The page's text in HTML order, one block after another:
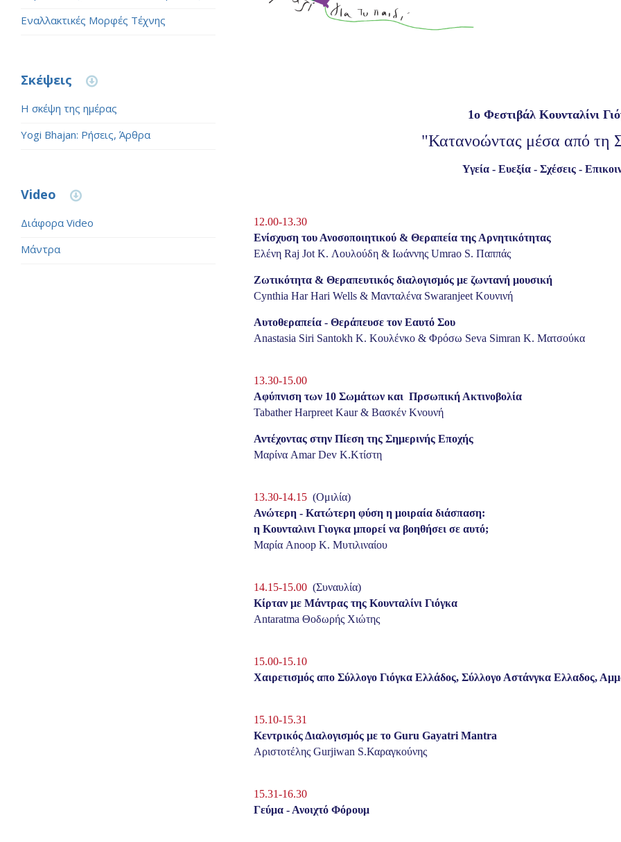
Εναλλακτικές Μορφές Τέχνης
Σκέψεις
Η σκέψη της ημέρας
Yogi Bhajan: Ρήσεις, Άρθρα
Video
Διάφορα Video
Μάντρα
1ο Φεστιβάλ Κουνταλίνι
"Κατανοώντας μέσα από τη
Υγεία - Ευεξία - Σχέσεις -
12.00-13.30
Ενίσχυση του Ανοσοποιητικού & Θεραπεία της Αρνητικότητας
Ελένη Raj Jot K. Λουλούδη & Ιωάννης Umrao S. Παππάς
Ζωτικότητα & Θεραπευτικός διαλογισμός με ζωντανή μουσική
Cynthia Har Hari Wells & Μανταλένα Swaranjeet Κουνινή
Αυτοθεραπεία - Θεράπευσε τον Εαυτό Σου
Anastasia Siri Santokh K. Κουλένκο & Φρόσω Seva Simran K. Ματσούκα
13.30-15.00
Αφύπνιση των 10 Σωμάτων και Πρσωπική Ακτινοβολία
Tabather Harpreet Kaur & Βασκέν Κνουνή
Αντέχοντας στην Πίεση της Σημερινής Εποχής
Μαρίνα Amar Dev Κ.Κτίστη
13.30-14.15 (Ομιλία)
Ανώτερη - Κατώτερη φύση η μοιραία διάσπαση:
η Κουνταλινι Γιογκα μπορεί να βοηθήσει σε αυτό;
Mαρία Anoop K. Μυτιλιναίου
14.15-15.00 (Συναυλία)
Κίρταν με Μάντρας της Κουνταλίνι Γιόγκα
Antaratma Θοδωρής Χιώτης
15.00-15.10
Χαιρετισμός απο Σύλλογο Γιόγκα Ελλάδος, Σύλλογο Αστάνγκα Ελλαδος,
15.10-15.31
Κεντρικός Διαλογισμός με το Guru Gayatri Mantra
Αριστοτέλης Gurjiwan S.Καραγκούνης
15.31-16.30
Γεύμα - Ανοιχτό Φόρουμ